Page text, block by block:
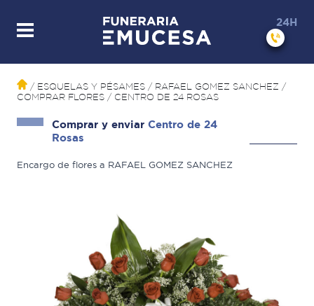
24H
/ ESQUELAS Y PÉSAMES / RAFAEL GOMEZ SANCHEZ /
COMPRAR FLORES / CENTRO DE 24 ROSAS
Comprar y enviar Centro de 24
Rosas
Encargo de flores a RAFAEL GOMEZ SANCHEZ